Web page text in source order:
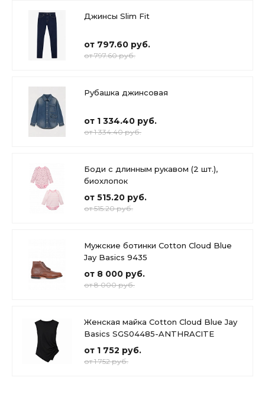
Джинсы Slim Fit
от 797.60 руб.
от 797.60 руб.
Рубашка джинсовая
от 1 334.40 руб.
от 1 334.40 руб.
Боди с длинным рукавом (2 шт.),
биохлопок
от 515.20 руб.
от 515.20 руб.
Мужские ботинки Cotton Cloud Blue
Jay Basics 9435
от 8 000 руб.
от 8 000 руб.
Женская майка Cotton Cloud Blue Jay
Basics SGS04485-ANTHRACITE
от 1 752 руб.
от 1 752 руб.